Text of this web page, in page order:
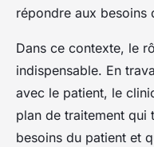
répondre aux besoins
Dans ce contexte, le
indispensable. En
avec le patient, le
plan de traitement qui
besoins du patient et